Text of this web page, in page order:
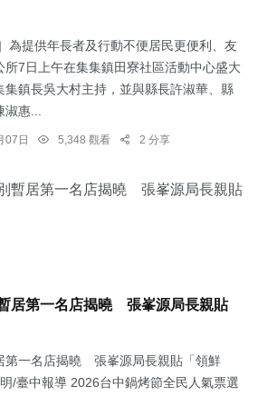
為提供年長者及行動不便居民更便利、友
7日上午在集集鎮田寮社區活動中心盛大
鎮長吳大村主持，並與縣長許淑華、縣
惠...
07日 5,348 觀看 2 分享
居第一名店揭曉 張峯源局長親貼
第一名店揭曉 張峯源局長親貼「領鮮
/臺中報導 2026台中鍋烤節全民人氣票選